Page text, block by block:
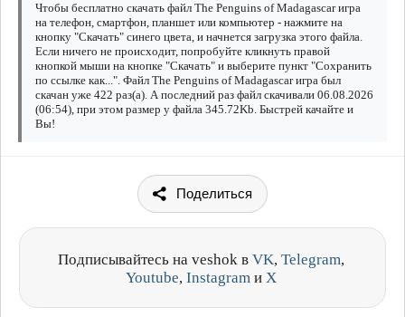
Чтобы бесплатно скачать файл The Penguins of Madagascar игра
на телефон, смартфон, планшет или компьютер - нажмите на
кнопку "Скачать" синего цвета, и начнется загрузка этого файла.
Если ничего не происходит, попробуйте кликнуть правой
кнопкой мыши на кнопке "Скачать" и выберите пункт "Сохранить
по ссылке как...". Файл The Penguins of Madagascar игра был
скачан уже 422 раз(а). А последний раз файл скачивали 06.08.2026
(06:54), при этом размер у файла 345.72Kb. Быстрей качайте и
Вы!
Поделиться
Подписывайтесь на veshok в VK, Telegram,
Youtube, Instagram и X